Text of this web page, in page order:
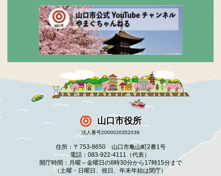
山口市役所
法人番号2000020352039
住所：〒753-8650 山口市亀山町2番1号
電話：083-922-4111（代表）
開庁時間：月曜～金曜日の8時30分から17時15分まで
（土曜・日曜日、祝日、年末年始は閉庁）